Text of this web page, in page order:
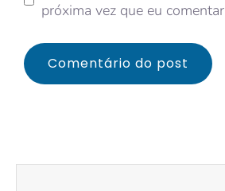
próxima vez que eu